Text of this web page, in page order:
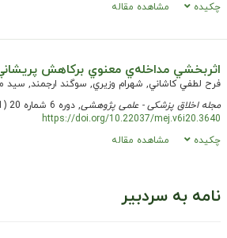
چکیده
مشاهده مقاله
اثربخشي مداخله‌ي معنوي بركاهش
فرح لطفي كاشاني, شهرام وزيري, سوگند ارجمند,
مجله اخلاق پزشکی - علمی پژوهشی, دوره 6 شماره 20 (1391), 14 مهٔ 2014, صفحه 173-186
https://doi.org/10.22037/mej.v6i20.3640
چکیده
مشاهده مقاله
نامه به سردبیر